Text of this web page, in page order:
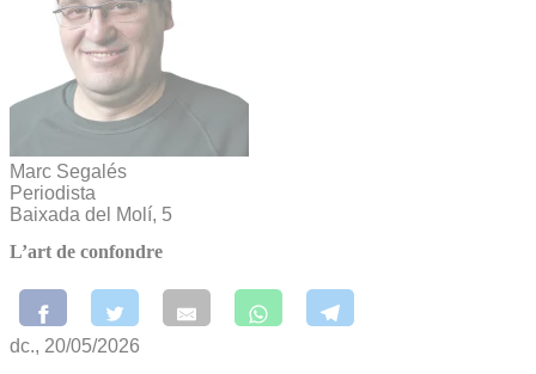
Marc Segalés
Periodista
Baixada del Molí, 5
L’art de confondre
dc., 20/05/2026